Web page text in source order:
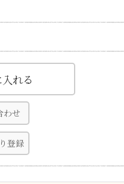
れる
わせ
登録